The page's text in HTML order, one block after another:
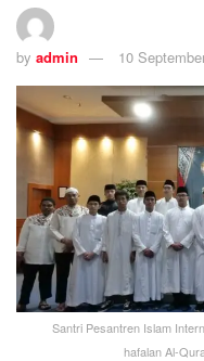
by admin 10
Santri Pesantren Islam
hafalan Al-